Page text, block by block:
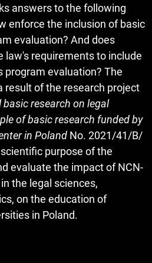
answers to the following
enforce the inclusion of basic
evaluation? And does
law's requirements to include
program evaluation? The
result of the research project
research on legal
of basic research funded by
in Poland No. 2021/41/B/
purpose of the
evaluate the impact of NCN-
the legal sciences,
on the education of
in Poland.